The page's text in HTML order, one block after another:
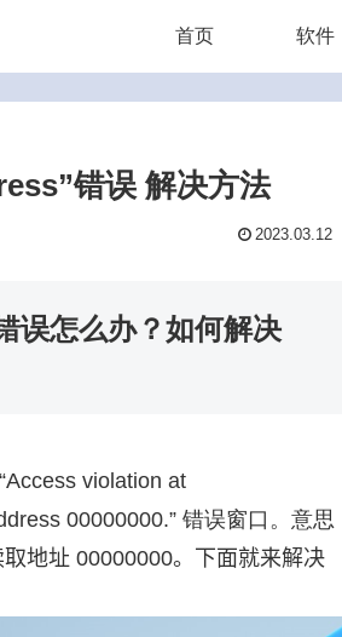
首页 软件
错误 解决方法
2023.03.12
误怎么办？如何解决
violation at
00000000.” 错误窗口。意思
地址 00000000。下面就来解决